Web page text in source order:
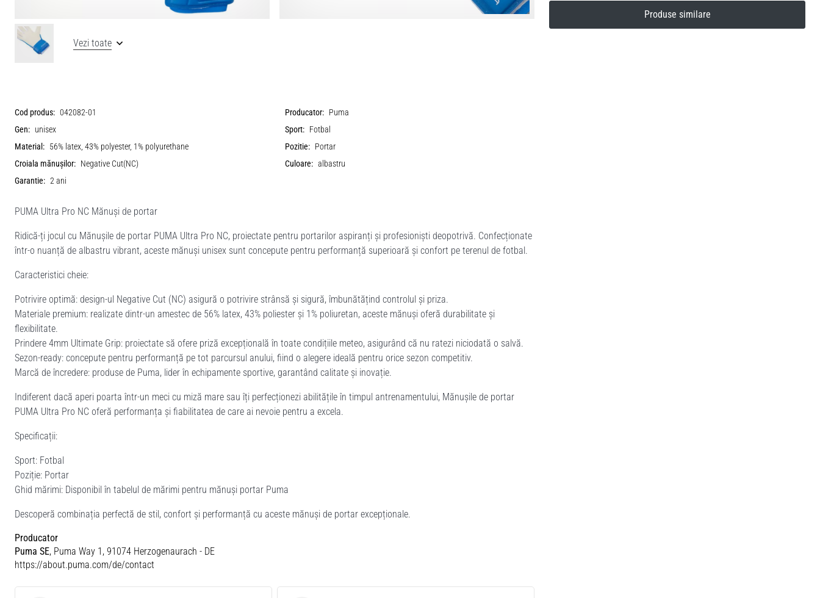
Produse similare
Vezi toate
Cod produs: 042082-01 Producator: Puma
Gen: unisex Sport: Fotbal
Material: 56% latex, 43% polyester, 1% polyurethane Pozitie: Portar
Croiala mănușilor: Negative Cut(NC) Culoare: albastru
Garantie: 2 ani
PUMA Ultra Pro NC Mănuși de portar
Ridică-ți jocul cu Mănușile de portar PUMA Ultra Pro NC, proiectate pentru portarilor aspiranți și profesioniști deopotrivă. Confecționate
într-o nuanță de albastru vibrant, aceste mănuși unisex sunt concepute pentru performanță superioară și confort pe terenul de fotbal.
Caracteristici cheie:
Potrivire optimă: design-ul Negative Cut (NC) asigură o potrivire strânsă și sigură, îmbunătățind controlul și priza.
Materiale premium: realizate dintr-un amestec de 56% latex, 43% poliester și 1% poliuretan, aceste mănuși oferă durabilitate și
flexibilitate.
Prindere 4mm Ultimate Grip: proiectate să ofere priză excepțională în toate condițiile meteo, asigurând că nu ratezi niciodată o salvă.
Sezon-ready: concepute pentru performanță pe tot parcursul anului, fiind o alegere ideală pentru orice sezon competitiv.
Marcă de încredere: produse de Puma, lider în echipamente sportive, garantând calitate și inovație.
Indiferent dacă aperi poarta într-un meci cu miză mare sau îți perfecționezi abilitățile în timpul antrenamentului, Mănușile de portar
PUMA Ultra Pro NC oferă performanța și fiabilitatea de care ai nevoie pentru a excela.
Specificații:
Sport: Fotbal
Poziție: Portar
Ghid mărimi: Disponibil în tabelul de mărimi pentru mănuși portar Puma
Descoperă combinația perfectă de stil, confort și performanță cu aceste mănuși de portar excepționale.
Producator
Puma SE, Puma Way 1, 91074 Herzogenaurach - DE
https://about.puma.com/de/contact